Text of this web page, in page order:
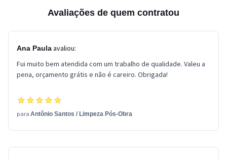
Avaliações de quem contratou
Ana Paulaavaliou:
Fui muito bem atendida com um trabalho de qualidade. Valeu a
pena, orçamento grátis e não é careiro. Obrigada!
para Antônio Santos / Limpeza Pós-Obra